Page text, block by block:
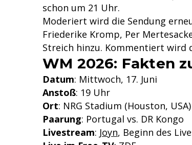
schon um 21 Uhr.
Moderiert wird die Sendung
Friederike Kromp, Per
Streich hinzu. Kommentiert wird
WM 2026: Fakten
Datum: Mittwoch, 17. Juni
Anstoß: 19 Uhr
Ort: NRG Stadium (Houston, USA)
Paarung: Portugal vs. DR Kongo
Livestream: Joyn, Beginn des